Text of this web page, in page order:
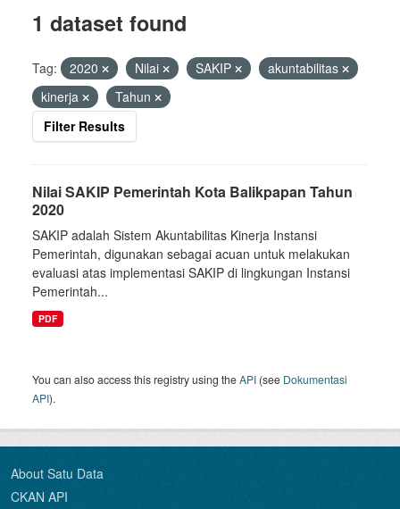
1 dataset found
Tag: 2020 Nilai SAKIP
akuntabilitas
kinerja
Tahun
Filter Results
Nilai SAKIP Pemerintah Kota Balikpapan Tahun
2020
SAKIP adalah Sistem Akuntabilitas Kinerja Instansi
Pemerintah, digunakan sebagai acuan untuk melakukan
evaluasi atas implementasi SAKIP di lingkungan Instansi
Pemerintah...
PDF
You can also access this registry using theAPI (see Dokumentasi
API).
About Satu Data
CKAN API